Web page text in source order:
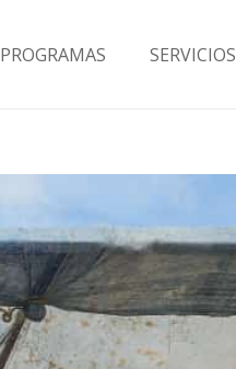
PROGRAMAS SERVICIOS